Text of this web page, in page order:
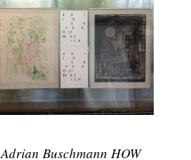
Adrian Buschmann HOW